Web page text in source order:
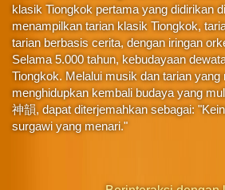
klasik Tiongkok pertama yang didirikan
menampilkan tarian klasik Tiongkok,
tarian berbasis cerita, dengan iringan
Selama 5.000 tahun, kebudayaan
Tiongkok. Melalui musik dan tarian
menghidupkan kembali budaya yang
神韻, dapat diterjemahkan sebagai:
surgawi yang menari."